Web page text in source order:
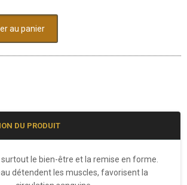
au panier
DU PRODUIT
surtout le bien-être et la remise en forme.
détendent les muscles, favorisent la